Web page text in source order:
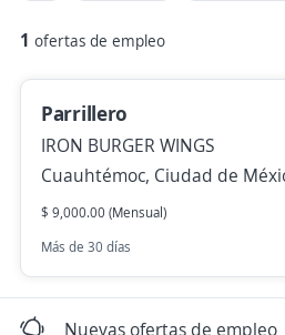
1 ofertas de empleo
Parrillero
IRON BURGER WINGS
Cuauhtémoc, Ciudad de
$ 9,000.00 (Mensual)
Más de 30 días
Nuevas ofertas de empleo